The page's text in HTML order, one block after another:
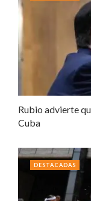
Rubio advierte
Cuba
DESTACADAS